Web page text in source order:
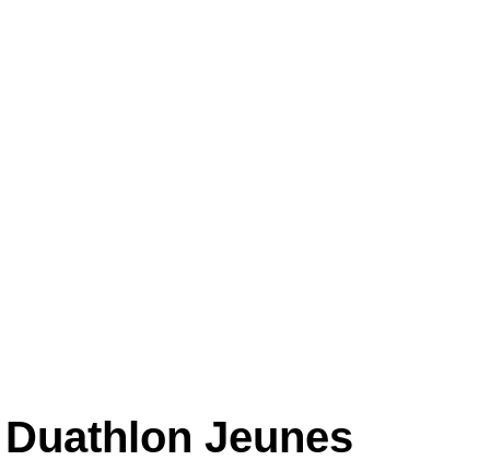
Duathlon Jeunes